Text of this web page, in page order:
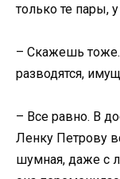
только те пары,
– Скажешь тоже.
разводятся,
– Все равно. В
Ленку Петрову
шумная, даже с